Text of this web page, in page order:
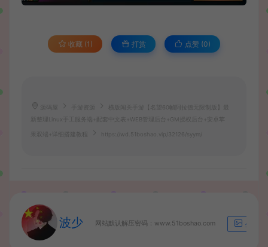
收藏 (1) 打赏 点赞 (0)
手游资源
横版闯关手游【名望60帧阿拉德无限制版】最
新整理Linux手工服务端+配套中文表+WEB管理后台+GM授权后台+安卓苹
果双端+详细搭建教程 https://wd.51boshao.vip/32126/syym/
波少 网站默认解压密码：www.51boshao.com 生成海